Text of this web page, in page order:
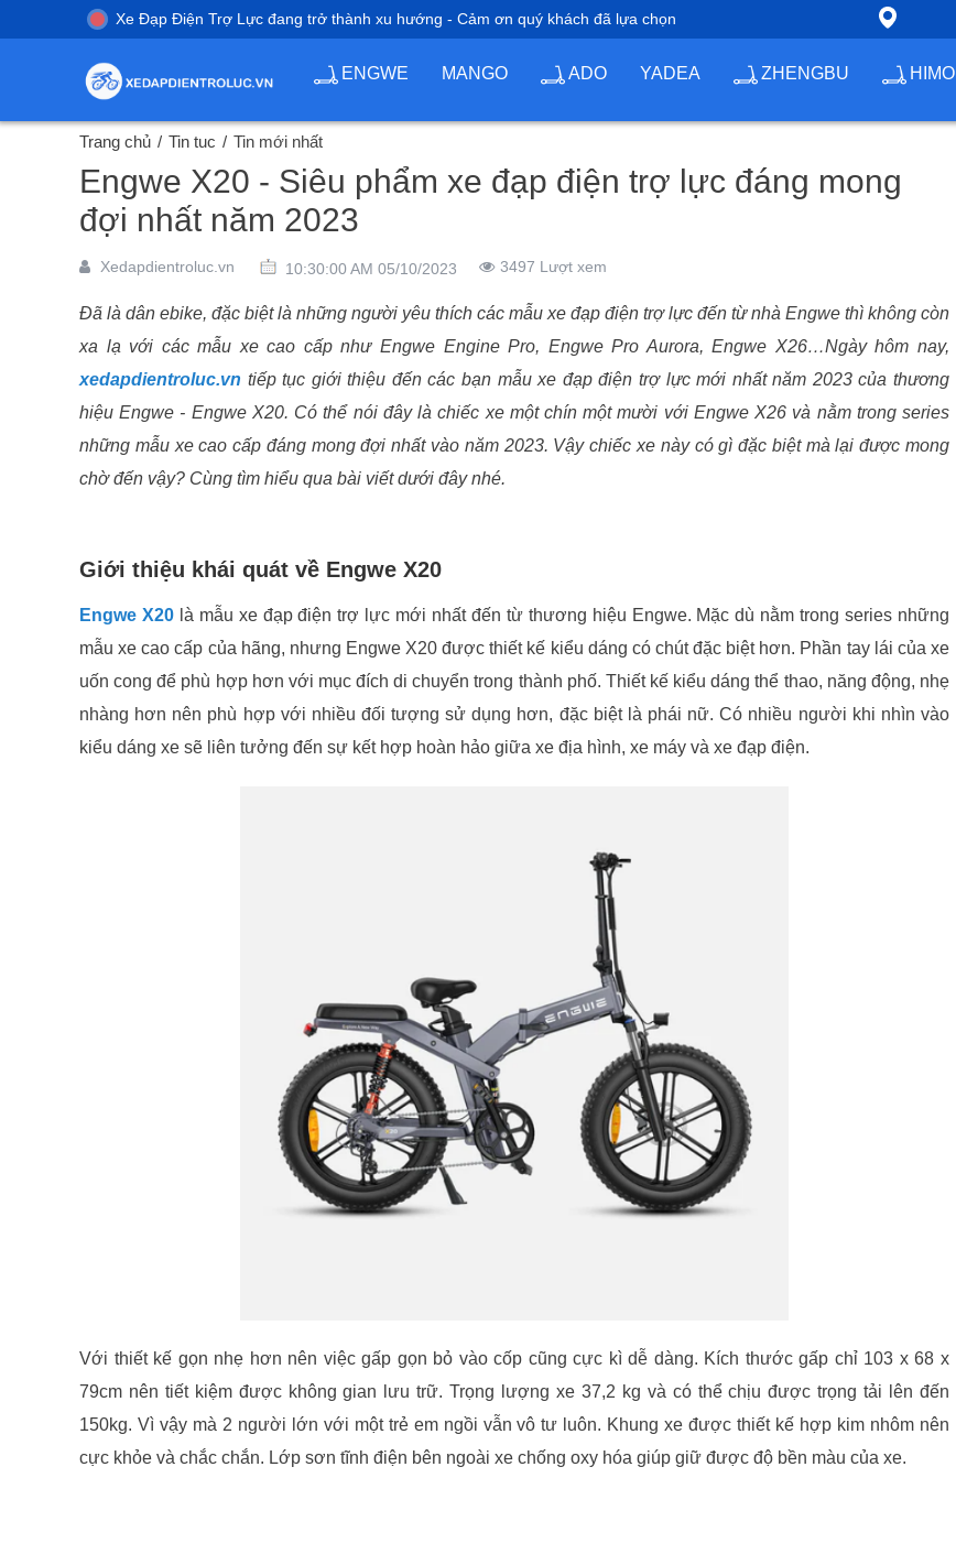
Xe Đạp Điện Trợ Lực đang trở thành xu hướng - Cảm ơn quý khách đã lựa chọn
ENGWE MANGO ADO YADEA ZHENGBU HIMO
Trang chủ Tin tuc Tin mới nhất
Engwe X20 - Siêu phẩm xe đạp điện trợ lực đáng mong
đợi nhất năm 2023
Xedapdientroluc.vn 10:30:00 AM 05/10/2023 3497 Lượt xem
Đã là dân ebike, đặc biệt là những người yêu thích các mẫu xe đạp điện trợ lực đến từ nhà Engwe thì không còn
xa lạ với các mẫu xe cao cấp như Engwe Engine Pro, Engwe Pro Aurora, Engwe X26…Ngày hôm nay,
xedapdientroluc.vn tiếp tục giới thiệu đến các bạn mẫu xe đạp điện trợ lực mới nhất năm 2023 của thương
hiệu Engwe - Engwe X20. Có thể nói đây là chiếc xe một chín một mười với Engwe X26 và nằm trong series
những mẫu xe cao cấp đáng mong đợi nhất vào năm 2023. Vậy chiếc xe này có gì đặc biệt mà lại được mong
chờ đến vậy? Cùng tìm hiểu qua bài viết dưới đây nhé.
Giới thiệu khái quát về Engwe X20
Engwe X20 là mẫu xe đạp điện trợ lực mới nhất đến từ thương hiệu Engwe. Mặc dù nằm trong series những
mẫu xe cao cấp của hãng, nhưng Engwe X20 được thiết kế kiểu dáng có chút đặc biệt hơn. Phần tay lái của xe
uốn cong để phù hợp hơn với mục đích di chuyển trong thành phố. Thiết kế kiểu dáng thể thao, năng động, nhẹ
nhàng hơn nên phù hợp với nhiều đối tượng sử dụng hơn, đặc biệt là phái nữ. Có nhiều người khi nhìn vào
kiểu dáng xe sẽ liên tưởng đến sự kết hợp hoàn hảo giữa xe địa hình, xe máy và xe đạp điện.
Với thiết kế gọn nhẹ hơn nên việc gấp gọn bỏ vào cốp cũng cực kì dễ dàng. Kích thước gấp chỉ 103 x 68 x
79cm nên tiết kiệm được không gian lưu trữ. Trọng lượng xe 37,2 kg và có thể chịu được trọng tải lên đến
150kg. Vì vậy mà 2 người lớn với một trẻ em ngồi vẫn vô tư luôn. Khung xe được thiết kế hợp kim nhôm nên
cực khỏe và chắc chắn. Lớp sơn tĩnh điện bên ngoài xe chống oxy hóa giúp giữ được độ bền màu của xe.